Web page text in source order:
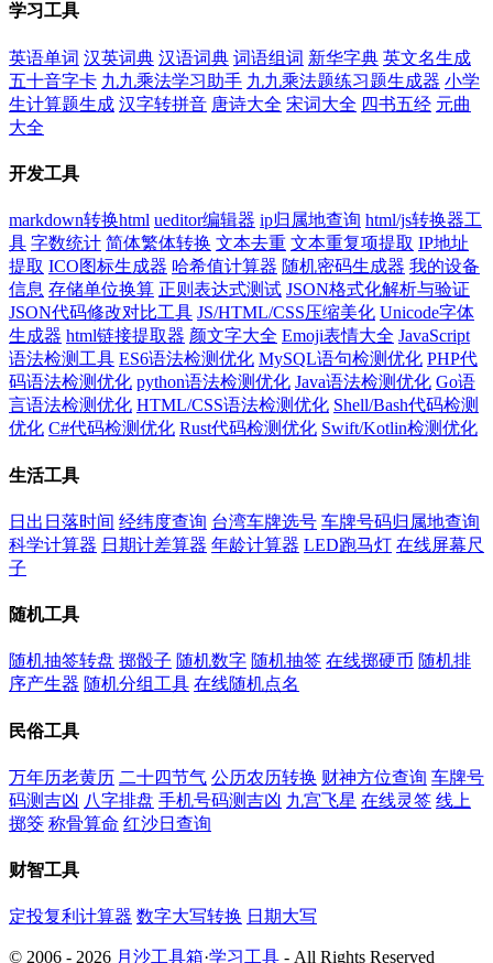
学习工具
英语单词 汉英词典 汉语词典 词语组词 新华字典 英文名生成
五十音字卡 九九乘法学习助手 九九乘法题练习题生成器 小学
生计算题生成 汉字转拼音 唐诗大全 宋词大全 四书五经 元曲
大全
开发工具
markdown转换html ueditor编辑器 ip归属地查询 html/js转换器工
具 字数统计 简体繁体转换 文本去重 文本重复项提取 IP地址
提取 ICO图标生成器 哈希值计算器 随机密码生成器 我的设备
信息 存储单位换算 正则表达式测试 JSON格式化解析与验证
JSON代码修改对比工具 JS/HTML/CSS压缩美化 Unicode字体
生成器 html链接提取器 颜文字大全 Emoji表情大全 JavaScript
语法检测工具 ES6语法检测优化 MySQL语句检测优化 PHP代
码语法检测优化 python语法检测优化 Java语法检测优化 Go语
言语法检测优化 HTML/CSS语法检测优化 Shell/Bash代码检测
优化 C#代码检测优化 Rust代码检测优化 Swift/Kotlin检测优化
生活工具
日出日落时间 经纬度查询 台湾车牌选号 车牌号码归属地查询
科学计算器 日期计差算器 年龄计算器 LED跑马灯 在线屏幕尺
子
随机工具
随机抽签转盘 掷骰子 随机数字 随机抽签 在线掷硬币 随机排
序产生器 随机分组工具 在线随机点名
民俗工具
万年历老黄历 二十四节气 公历农历转换 财神方位查询 车牌号
码测吉凶 八字排盘 手机号码测吉凶 九宫飞星 在线灵签 线上
掷筊 称骨算命 红沙日查询
财智工具
定投复利计算器 数字大写转换 日期大写
© 2006 - 2026 月沙工具箱·学习工具 - All Rights Reserved